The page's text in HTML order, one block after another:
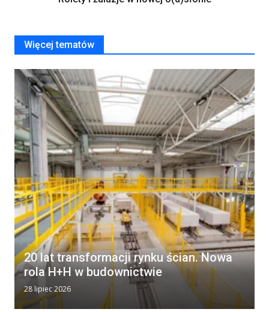
Więcej tematów
20 lat transformacji rynku ścian. Nowa
rola H+H w budownictwie
28 lipiec 2026